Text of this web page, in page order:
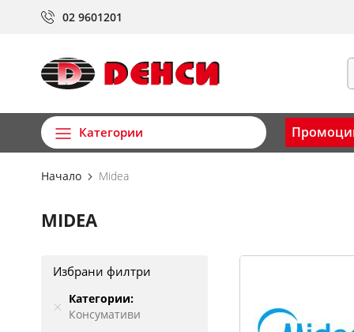
02 9601201
Категории
Начало Midea
MIDEA
Избрани филтри
Категории
Консумативи